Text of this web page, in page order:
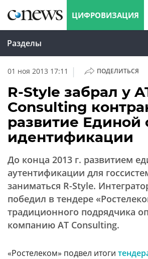
ЦИФРОВИЗАЦИЯ
Разделы
01 ноя 2013 17:11 | ПОДЕЛИТЬСЯ
R-Style забрал у
Consulting
развитие Единой
идентификации
До конца 2013 г. развитием
аутентификации для
заниматься R-Style.
победил в тендере
традиционного подрядчика
компанию AT Consulting.
«Ростелеком» подвел итоги